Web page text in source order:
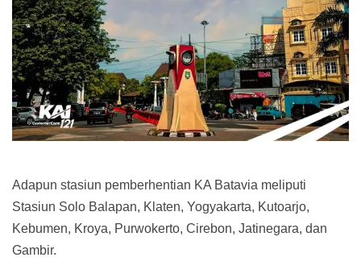
Adapun stasiun pemberhentian KA Batavia meliputi
Stasiun Solo Balapan, Klaten, Yogyakarta, Kutoarjo,
Kebumen, Kroya, Purwokerto, Cirebon, Jatinegara, dan
Gambir.